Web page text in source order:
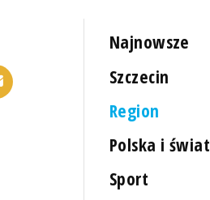
Najnowsze
Szczecin
Region
Polska i świat
Sport